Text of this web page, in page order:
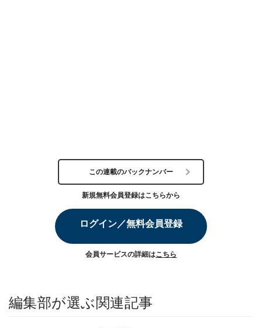
この連載のバックナンバー
新規無料会員登録はこちらから
ログイン／無料会員登録
会員サービスの詳細はこちら
編集部が選ぶ関連記事